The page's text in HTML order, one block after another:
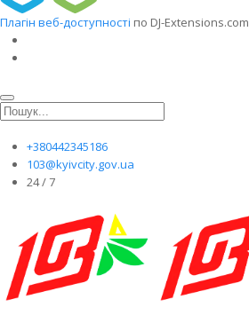
Плагін веб-доступності по DJ-Extensions.com
+380442345186
103@kyivcity.gov.ua
24 / 7